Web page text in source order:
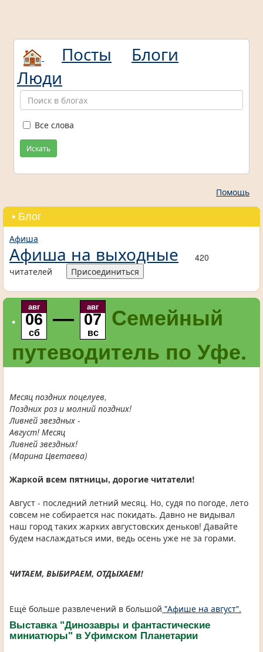
Посты
Блоги
Люди
Все слова
Искать
Помощь
• Блог
Афиша
Афиша на выходные
420
читателей
Присоединиться
•
авг
06
сб
— авг
07
вс
Семейный
путеводитель по Уфе.
Месяц поздних поцелуев,
Поздних роз и молний поздних!
Ливней звездных -
Август! Месяц
Ливней звездных!
(Марина Цветаева)
Жаркой всем пятницы, дорогие читатели!
Август - последний летний месяц. Но, судя по погоде, лето
совсем не собирается нас покидать. Давно не видывал
наш город таких жарких августовских деньков! Давайте
будем наслаждаться ими, ведь осень уже не за горами.
ЧИТАЕМ, ВЫБИРАЕМ, ОТДЫХАЕМ!
Ещё больше развлечений в большой "Афише на август".
Выставка "Динозавры и фантастические
миниатюры" в Уфимском Планетарии